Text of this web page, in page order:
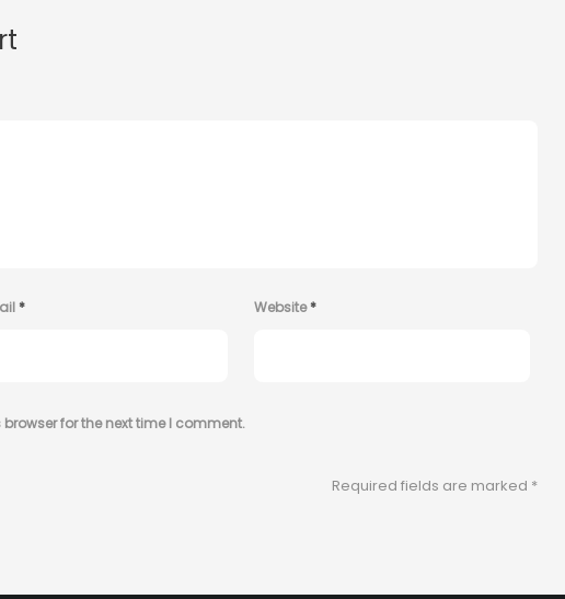
* Website*
for the next time I comment.
Required fields are marked *